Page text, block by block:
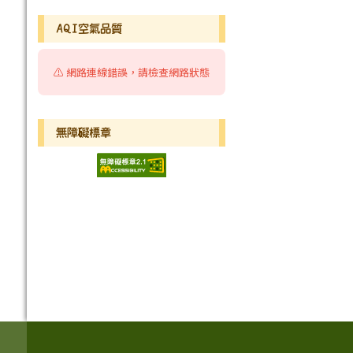
AQI空氣品質
⚠️ 網路連線錯誤，請檢查網路狀態
無障礙標章